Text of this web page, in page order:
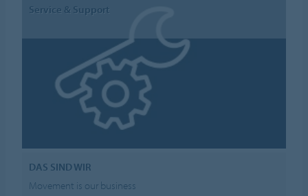
Service & Support
DAS SIND WIR
Movement is our business